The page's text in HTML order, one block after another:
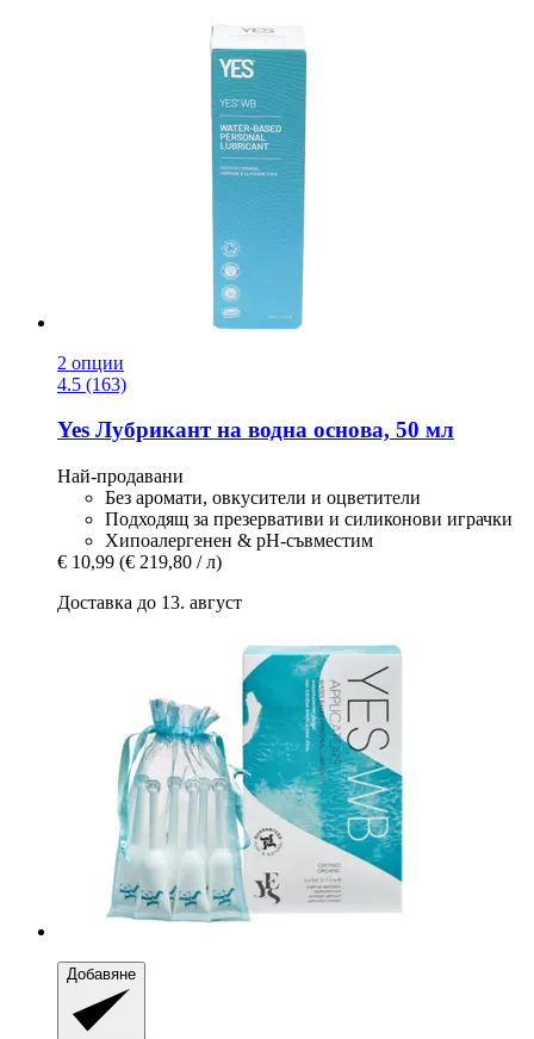
2 опции
4.5 (163)
Yes Лубрикант на водна основа, 50 мл
Най-продавани
Без аромати, овкусители и оцветители
Подходящ за презервативи и силиконови играчки
Хипоалергенен & рН-съвместим
€ 10,99 (€ 219,80 / л)
Доставка до 13. август
Добавяне